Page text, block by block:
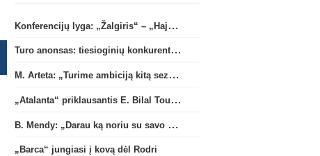
„Atalanta“ priklausantis E. Bilal
Toure karjerą tęs „Parma“
gretose(1)
Konferencijų lyga: „Žalgiris“ – „Hajduk“ (rungtynės tiesiogiai)
Turo anonsas: tiesioginių konkurentų dvikova Gargžduose
M. Arteta: „Turime ambiciją kitą sezoną kovoti dėl visų titulų“
„Atalanta“ priklausantis E. Bilal Toure karjerą tęs „Parma“ gretose
B. Mendy: „Darau ką noriu su savo pasaulio čempionato titulu“
„Barca“ jungiasi į kovą dėl Rodri